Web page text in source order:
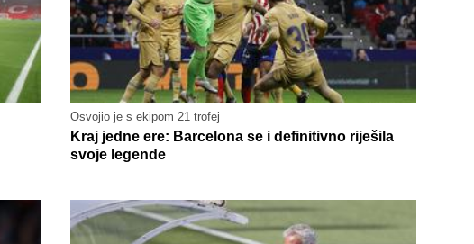
Osvojio je s ekipom 21 trofej
Kraj jedne ere: Barcelona se i definitivno riješila
svoje legende